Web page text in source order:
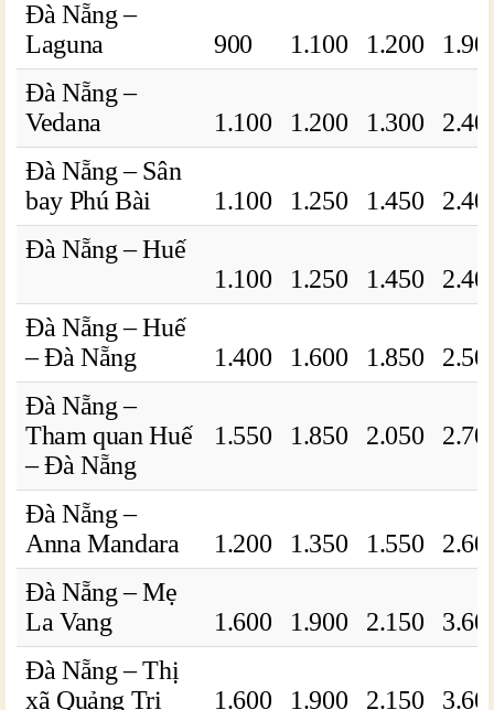
Đà Nẵng –
Laguna
900 1.100 1.200
Đà Nẵng –
Vedana
1.100 1.200 1.300
Đà Nẵng – Sân
bay Phú Bài
1.100 1.250 1.450
Đà Nẵng – Huế
1.100
1.250 1.450
Đà Nẵng – Huế
– Đà Nẵng
1.400 1.600 1.850
Đà Nẵng –
Tham quan Huế
– Đà Nẵng
1.550 1.850 2.050
Đà Nẵng –
Anna Mandara
1.200 1.350 1.550
Đà Nẵng – Mẹ
La Vang
1.600 1.900 2.150
Đà Nẵng – Thị
xã Quảng Trị
1.600 1.900 2.150